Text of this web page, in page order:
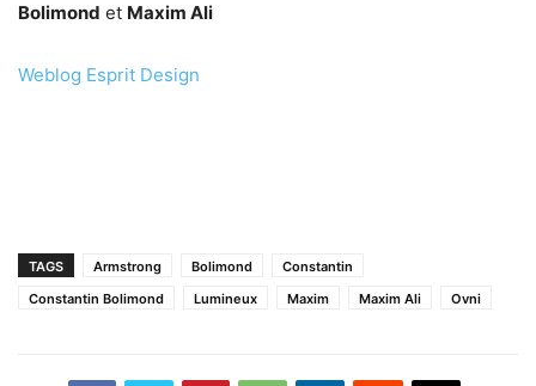
Bolimond et Maxim Ali
Weblog Esprit Design
TAGS Armstrong Bolimond
Constantin
Constantin Bolimond
Lumineux Maxim Maxim Ali Ovni